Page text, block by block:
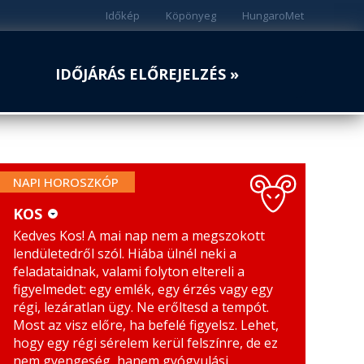
HungaroMet
Köpönyeg
Időkép
IDŐJÁRÁS ELŐREJELZÉS »
NAPI HOROSZKÓP
KOS
BIKA
IKREK
RÁK
MÉRLEG
SKORPIÓ
NYILAS
BAK
KOS
Kedves Kos! A mai nap nem a megszokott
lendületedről szól. Hiába ülnél neki a
feladataidnak, valami folyton eltereli a
figyelmedet: egy emlék, egy érzés vagy egy
régi, lezáratlan ügy. Ne erőltesd a tempót.
Most az visz előre, ha befelé figyelsz. Lehet,
hogy egy régi sérelem kerül felszínre, de ez